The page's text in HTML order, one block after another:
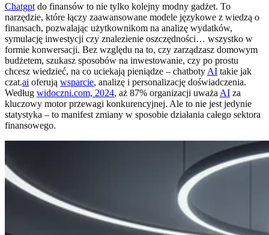
Chatgpt do finansów to nie tylko kolejny modny gadżet. To
narzędzie, które łączy zaawansowane modele językowe z wiedzą o
finansach, pozwalając użytkownikom na analizę wydatków,
symulację inwestycji czy znalezienie oszczędności… wszystko w
formie konwersacji. Bez względu na to, czy zarządzasz domowym
budżetem, szukasz sposobów na inwestowanie, czy po prostu
chcesz wiedzieć, na co uciekają pieniądze – chatboty AI takie jak
czat.ai oferują wsparcie, analizę i personalizację doświadczenia.
Według widoczni.com, 2024, aż 87% organizacji uważa AI za
kluczowy motor przewagi konkurencyjnej. Ale to nie jest jedynie
statystyka – to manifest zmiany w sposobie działania całego sektora
finansowego.